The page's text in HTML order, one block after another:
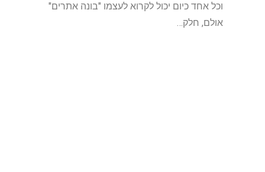
וכל אחד כיום יכול לקרוא לעצמו "בונה אתרים"
אולם, חלק…